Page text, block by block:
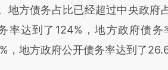
地方债务占比已经超过中央政府
率达到了124%，地方政府债
，地方政府公开债务率达到了